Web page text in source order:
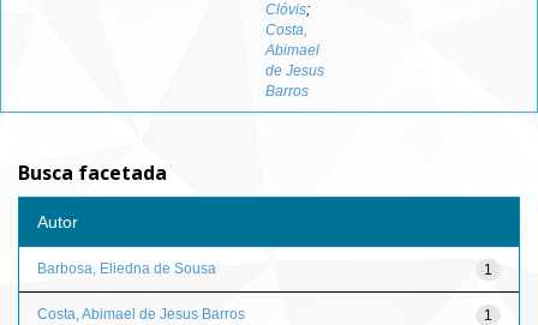
Clóvis;
Costa,
Abimael
de Jesus
Barros
Busca facetada
Autor
1
Barbosa, Eliedna de Sousa
1
Costa, Abimael de Jesus Barros